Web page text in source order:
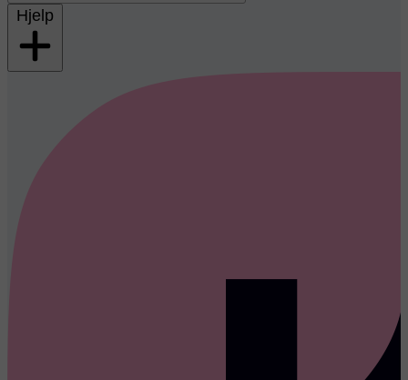
Hjelp